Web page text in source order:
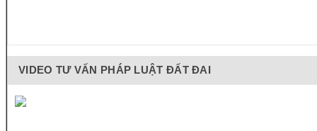
VIDEO TƯ VẤN PHÁP LUẬT ĐẤT ĐAI